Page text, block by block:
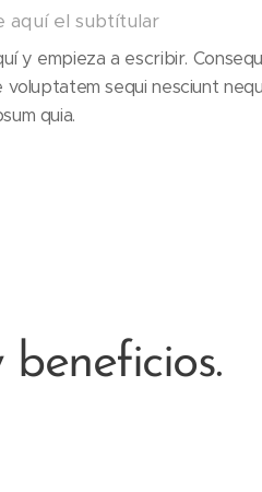
aquí el subtítular
y empieza a escribir.
voluptatem sequi nesciunt
quia.